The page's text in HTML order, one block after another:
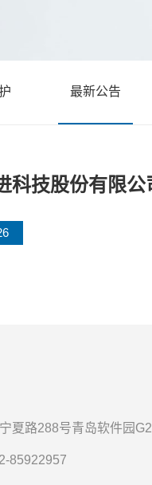
最新公告
科技股份有限
夏路288号青岛软件园
85922957